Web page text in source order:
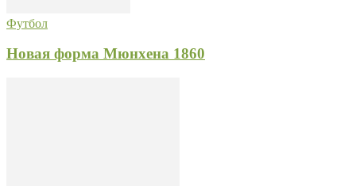
Футбол
Новая форма Мюнхена 1860